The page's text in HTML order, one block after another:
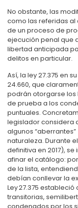
No obstante, las
como las referidas al
de un proceso de
ejecución penal que
libertad anticipada
delitos en particular.
Así, la ley 27.375 en
24.660, que
podrán otorgarse
de prueba a los
puntuales.
legislador considera
algunos
naturaleza. Durante
definitiva en 2017),
afinar el catálogo:
de la lista,
debían conllevar la
Ley 27.375
transitorias,
condenados por los